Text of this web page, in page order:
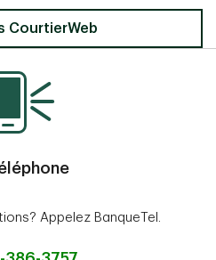
CourtierWeb
Appelez BanqueTel.